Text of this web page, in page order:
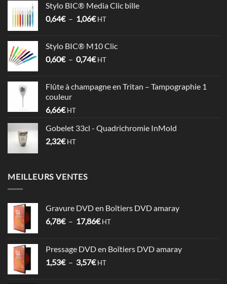
3,58€
à
Stylo BIC® Media Clic bille
0,64€ – 1,06€Plage
0,64€
à
HT
Stylo BIC® M10 Clic
0,60€ – 0,74€Plage
0,60€
HT
Flûte à champagne en Tritan – Tampographie 1
couleur
6,66€ HT
Gobelet 33cl - Quadrichromie InMold
2,32€ HT
MEILLEURS VENTES
Gravure DVD en Boîtiers DVD amaray
6,78€ – 17,86€Plage
6,78€
à
HT
Pressage DVD en Boîtiers DVD amaray
1,53€ – 3,57€Plage
HT